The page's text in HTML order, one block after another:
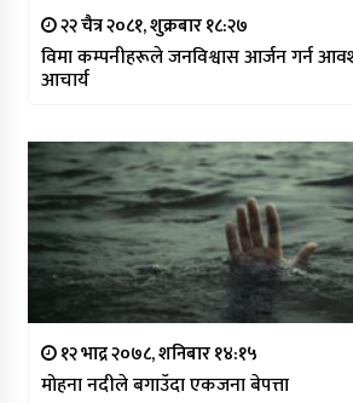
२२ चैत्र २०८१, शुक्रबार १८:२७
विमा कम्पनीहरूले जनविश्वास आर्जन गर्न
आचार्य
१२ भाद्र २०७८, शनिबार १४:१५
मोहना नदीले बगाउँदा एकजना बेपत्ता